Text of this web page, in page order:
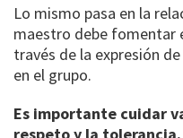
Lo mismo pasa en la
maestro debe fomentar
través de la expresión
en el grupo.
Es importante cuidar